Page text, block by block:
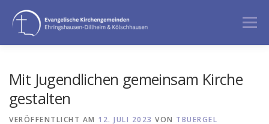
Inhalt
springen
Menü
Mit Jugendlichen gemeinsam Kirche
gestalten
VERÖFFENTLICHT AM 12. JULI 2023 VON TBUERGEL